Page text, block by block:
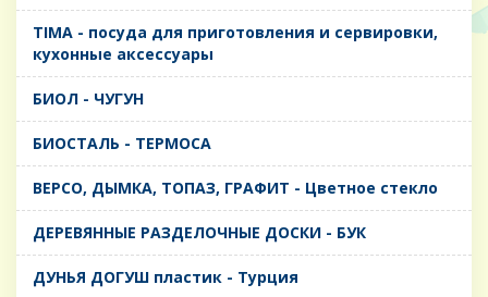
TIMA - посуда для приготовления и сервировки,
кухонные аксессуары
БИОЛ - ЧУГУН
БИОСТАЛЬ - ТЕРМОСА
ВЕРСО, ДЫМКА, ТОПАЗ, ГРАФИТ - Цветное стекло
ДЕРЕВЯННЫЕ РАЗДЕЛОЧНЫЕ ДОСКИ - БУК
ДУНЬЯ ДОГУШ пластик - Турция